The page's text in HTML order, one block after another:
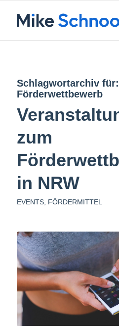
Schlagwortarchiv für:
Förderwettbewerb
zum
in NRW
EVENTS, FÖRDERMITTEL